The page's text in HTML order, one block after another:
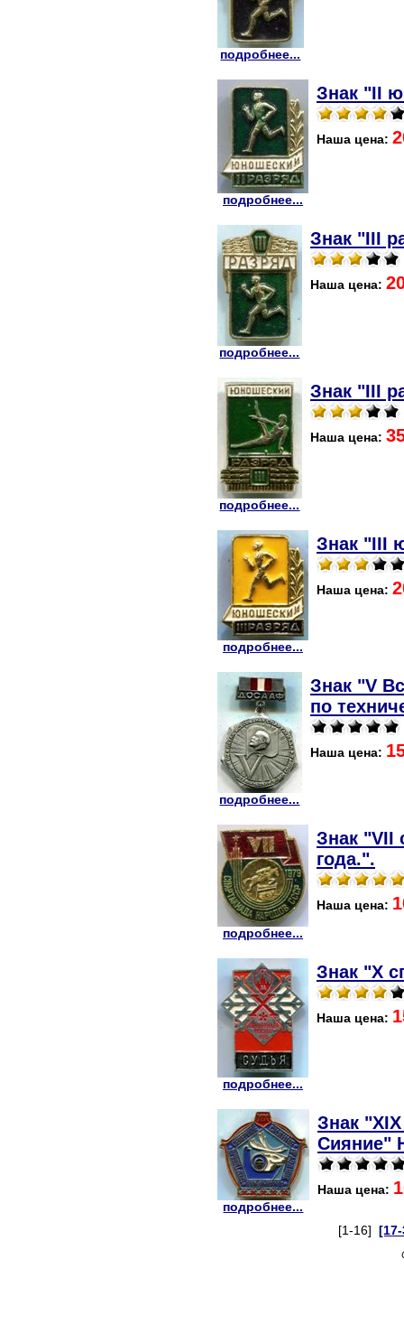
подробнее...
подробнее...
Знак "II
Наша цена:
подробнее...
Знак "III
Наша цена:
подробнее...
Знак "III
Наша цена:
подробнее...
Знак "III
Наша цена:
подробнее...
Знак "V
по
Наша цена:
подробнее...
Знак "VII
года.".
Наша цена:
подробнее...
Знак "X
Наша цена:
подробнее...
Знак
Сияние"
Наша цена:
[1-16]